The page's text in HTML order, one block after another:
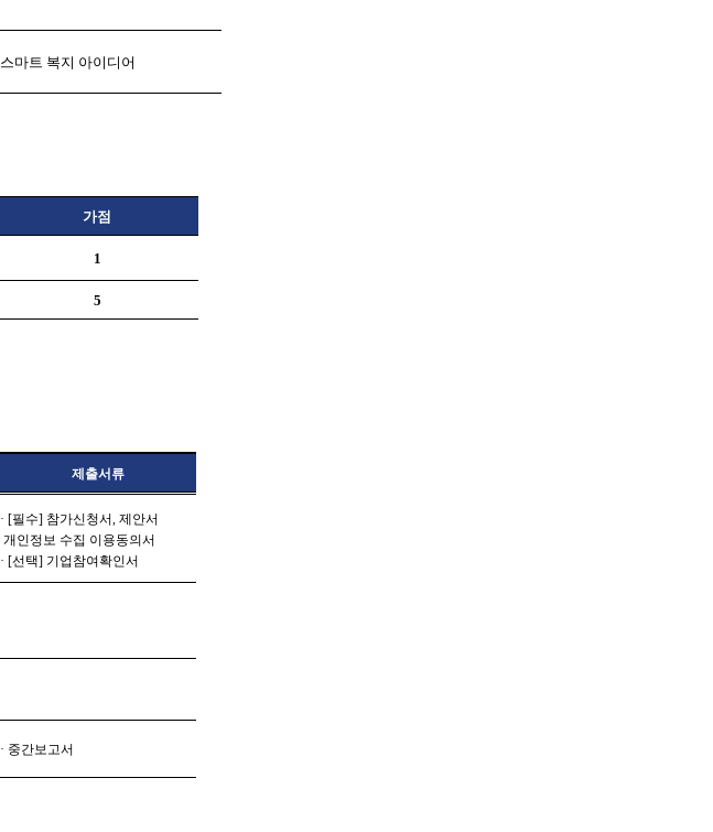
스마트 복지 아이디어
가점
1
5
제출서류
· [필수] 참가신청서, 제안서
개인정보 수집 이용동의서
· [선택] 기업참여확인서
· 중간보고서